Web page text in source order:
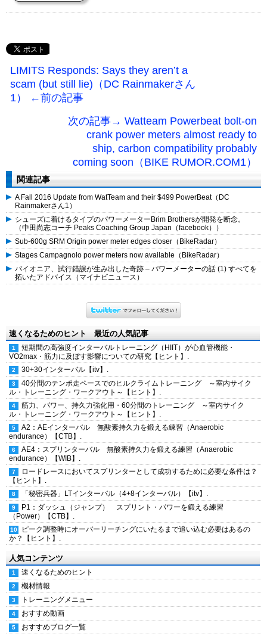
LIMITS Responds: Says they aren’t a
scam (but still lie)（DC Rainmakerさん
1） ←前の記事
次の記事→ Watteam Powerbeat bolt-on
crank power meters almost ready to
ship, carbon compatibility probably
coming soon（BIKE RUMOR.COM1）
関連記事
A Fall 2016 Update from WatTeam and their $499 PowerBeat（DC
Rainmakerさん1）
シューズに着けるタイプのパワーメーターBrim Brothersが開発を断念。
（中田尚志コーチ Peaks Coaching Group Japan（facebook））
Sub-600g SRM Origin power meter edges closer（BikeRadar）
Stages Campagnolo power meters now available（BikeRadar）
パイオニア、試行錯誤が生み出した奇跡 – パワーメーターの話 (1) すべてを
拓いたアドバイス（マイナビニュース）
速くなるためのヒント 最近の人気記事
短期間の高強度インターバルトレーニング（HIIT）が心血管機能・
VO2max・筋力に及ぼす影響についての研究【ヒント】.
30+30インターバル【itv】.
40分間のテンポ走ペースでのヒルクライムトレーニング ～室内サイク
ル・トレーニング・ワークアウト～【ヒント】.
筋力、パワー、持久力強化用・60分間のトレーニング ～室内サイク
ル・トレーニング・ワークアウト～【ヒント】.
A2：AEインターバル 無酸素持久力を鍛える練習（Anaerobic
endurance）【CTB】.
AE4：スプリンターバル 無酸素持久力を鍛える練習（Anaerobic
endurance）【WIB】.
ロードレースにおいてスプリンターとして成功するために必要な条件は？
【ヒント】.
「秘密兵器」LTインターバル（4+8インターバル）【itv】.
P1：ダッシュ（ジャンプ） スプリント・パワーを鍛える練習
（Power）【CTB】.
ピーク調整時にオーバーリーチングにいたるまで追い込む必要はあるの
か？【ヒント】.
人気コンテンツ
速くなるためのヒント
機材情報
トレーニングメニュー
おすすめ動画
おすすめブログ一覧